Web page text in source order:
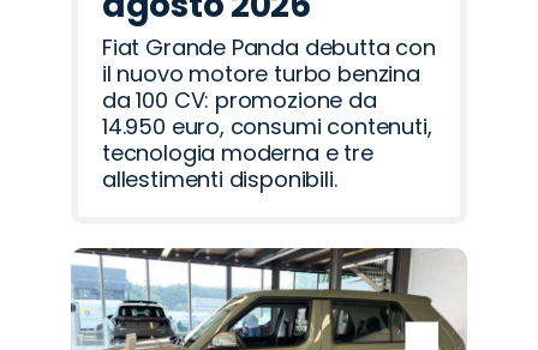
Fiat Grande Panda debutta con
il nuovo motore turbo benzina
da 100 CV: promozione da
14.950 euro, consumi contenuti,
tecnologia moderna e tre
allestimenti disponibili.